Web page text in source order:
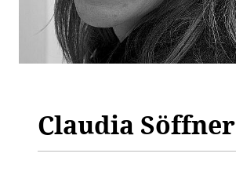
Claudia Söffner